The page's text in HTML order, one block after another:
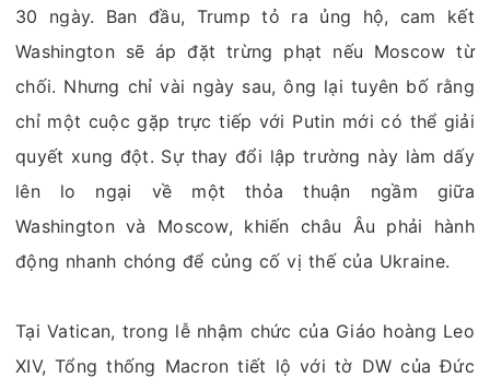
30 ngày. Ban đầu, Trump tỏ ra ủng hộ, cam kết
Washington sẽ áp đặt trừng phạt nếu Moscow từ
chối. Nhưng chỉ vài ngày sau, ông lại tuyên bố rằng
chỉ một cuộc gặp trực tiếp với Putin mới có thể giải
quyết xung đột. Sự thay đổi lập trường này làm dấy
lên lo ngại về một thỏa thuận ngầm giữa
Washington và Moscow, khiến châu Âu phải hành
động nhanh chóng để củng cố vị thế của Ukraine.
Tại Vatican, trong lễ nhậm chức của Giáo hoàng Leo
XIV, Tổng thống Macron tiết lộ với tờ DW của Đức